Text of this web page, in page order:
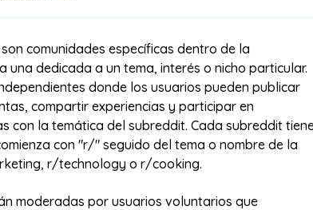
son comunidades específicas dentro de la
una dedicada a un tema, interés o nicho particular.
donde los usuarios pueden publicar
compartir experiencias y participar en
con la temática del subreddit. Cada subreddit
con "r/" seguido del tema o nombre de la
r/technology o r/cooking.
moderadas por usuarios voluntarios que